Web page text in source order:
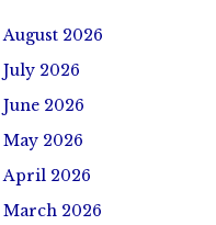
August 2026
July 2026
June 2026
May 2026
April 2026
March 2026